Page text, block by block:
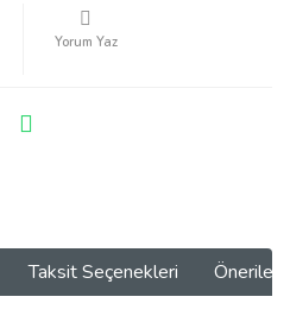
Yorum Yaz
Taksit Seçenekleri